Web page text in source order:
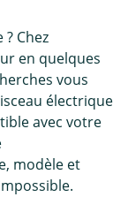
Chez
en quelques
vous
électrique
avec votre
modèle et